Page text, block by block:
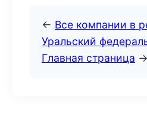
← Все компании в
Уральский
Главная страница →